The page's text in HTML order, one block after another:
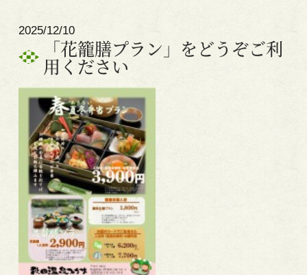
2025/12/10
「花籠膳プラン」をどうぞご利
用ください